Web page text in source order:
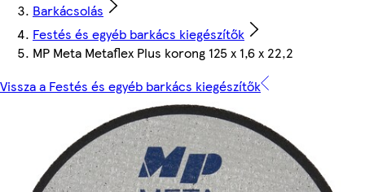
Barkácsolás
Festés és egyéb barkács kiegészítők
MP Meta Metaflex Plus korong 125 x 1,6 x 22,2
Vissza a Festés és egyéb barkács kiegészítők